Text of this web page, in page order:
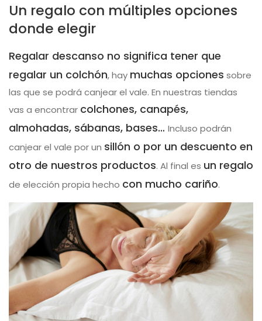
Un regalo con múltiples opciones
donde elegir
Regalar descanso no significa tener que
regalar un colchón, hay muchas opciones sobre
las que se podrá canjear el vale. En nuestras tiendas
vas a encontrar colchones, canapés,
almohadas, sábanas, bases… Incluso podrán
canjear el vale por un sillón o por un descuento en
otro de nuestros productos. Al final es un regalo
de elección propia hecho con mucho cariño.